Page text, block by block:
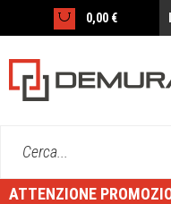
0,00 €
Cerca...
ATTENZIONE